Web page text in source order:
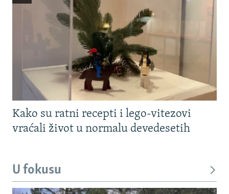
Kako su ratni recepti i lego-vitezovi
vraćali život u normalu devedesetih
U fokusu